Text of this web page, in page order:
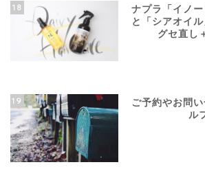
18
ナプラ「イノー
と「シアオイ
グセ直し
19
ご予約やお問
ル